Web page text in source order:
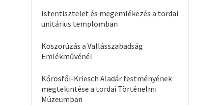
Istentisztelet és megemlékezés a tordai
unitárius templomban
Koszorúzás a Vallásszabadság
Emlékművénél
Kőrösfői-Kriesch Aladár festményének
megtekintése a tordai Történelmi
Múzeumban